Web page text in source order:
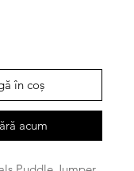
în coș
acum